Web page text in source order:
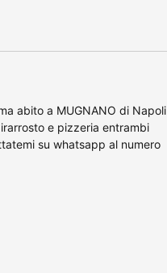
abito a MUGNANO di Napoli
e pizzeria entrambi
su whatsapp al numero